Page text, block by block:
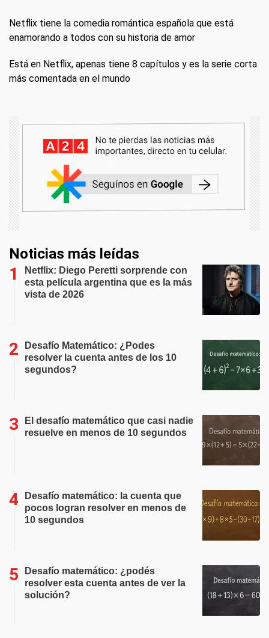
Netflix tiene la comedia romántica española que está
enamorando a todos con su historia de amor
Está en Netflix, apenas tiene 8 capítulos y es la serie corta
más comentada en el mundo
Noticias más leídas
Netflix: Diego Peretti sorprende con
esta película argentina que es la más
vista de 2026
Desafío Matemático: ¿Podes
resolver la cuenta antes de los 10
segundos?
El desafío matemático que casi nadie
resuelve en menos de 10 segundos
Desafío matemático: la cuenta que
pocos logran resolver en menos de
10 segundos
Desafío matemático: ¿podés
resolver esta cuenta antes de ver la
solución?